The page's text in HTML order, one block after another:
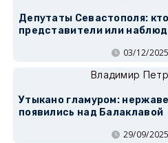
Депутаты Севастополя:
представители или
03/12/
Владимир
Утыкано гламуром:
появились над Балаклавой
29/09/